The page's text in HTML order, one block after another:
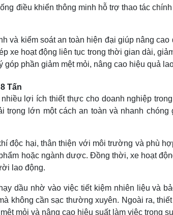
điều khiển thông minh hỗ trợ thao tác
và kiểm soát an toàn hiện đại giúp nâng
xe hoạt động liên tục trong thời gian dài,
phần giảm mệt mỏi, nâng cao hiệu quả
Tấn
lợi ích thiết thực cho doanh nghiệp
trọng lớn một cách an toàn và nhanh chóng
độc hại, thân thiện với môi trường và phù
hoặc ngành dược. Đồng thời, xe hoạt
lao động.
dầu nhờ vào việc tiết kiệm nhiên liệu và
không cần sạc thường xuyên. Ngoài ra,
mỏi và nâng cao hiệu suất làm việc trong